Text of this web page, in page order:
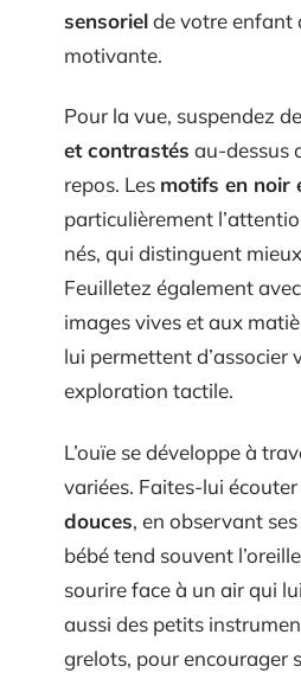
sensorielde votre enfant
motivante.
Pour la vue, suspendez
et contrastés au-dessus
repos. Les motifs en noir
particulièrement
nés, qui distinguent
Feuilletez également
images vives et aux
lui permettent d’associer
exploration tactile.
L’ouïe se développe à
variées. Faites-lui écouter
douces, en observant
bébé tend souvent
sourire face à un air qui
aussi des petits
grelots, pour encourager